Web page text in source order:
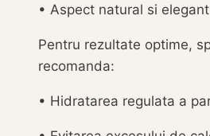
• Aspect natural si
Pentru rezultate optime,
recomanda:
• Hidratarea regulata a